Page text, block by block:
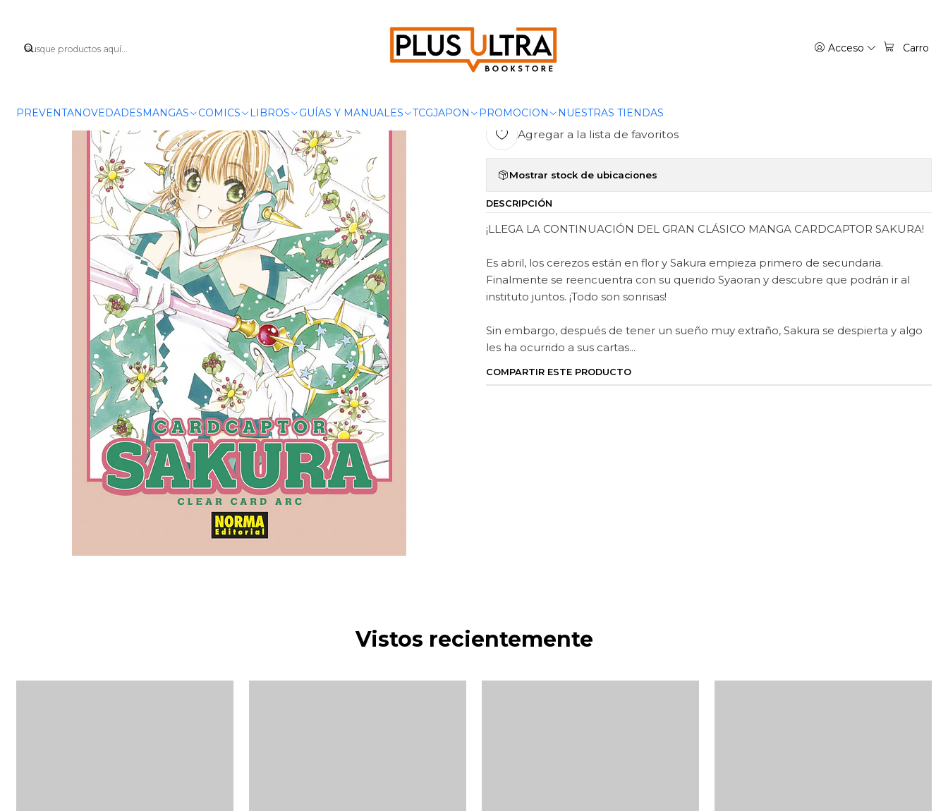
Acceso Carro
PREVENTANOVEDADESMANGAS COMICS LIBROS GUÍAS Y MANUALES TCGJAPON PROMOCION NUESTRAS TIENDAS
|
CARDCAPTOR SAKURA. CLEAR CARD
Agregar a la lista de favoritos
Mostrar stock de ubicaciones
DESCRIPCIÓN
¡LLEGA LA CONTINUACIÓN DEL GRAN CLÁSICO MANGA CARDCAPTOR SAKURA!
Es abril, los cerezos están en flor y Sakura empieza primero de secundaria.
Finalmente se reencuentra con su querido Syaoran y descubre que podrán ir al
instituto juntos. ¡Todo son sonrisas!
Sin embargo, después de tener un sueño muy extraño, Sakura se despierta y algo
les ha ocurrido a sus cartas...
COMPARTIR ESTE PRODUCTO
Vistos recientemente